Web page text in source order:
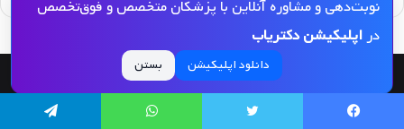
نوبت‌دهی و مشاوره آنلاین با پزشکان متخصص و فوق‌تخصص
دراپلیکیشن دکتریاب
دانلود اپلیکیشن بستن
© کپی رایت 2026, کلیه حقوق مادی و معنوی این مجله و کلیه خدمات آن محفوظ و متعلق
به دکتریاب است و بازنشر مطالب این سایت تنها با ذکر منبع و لینک به این سایت مجاز